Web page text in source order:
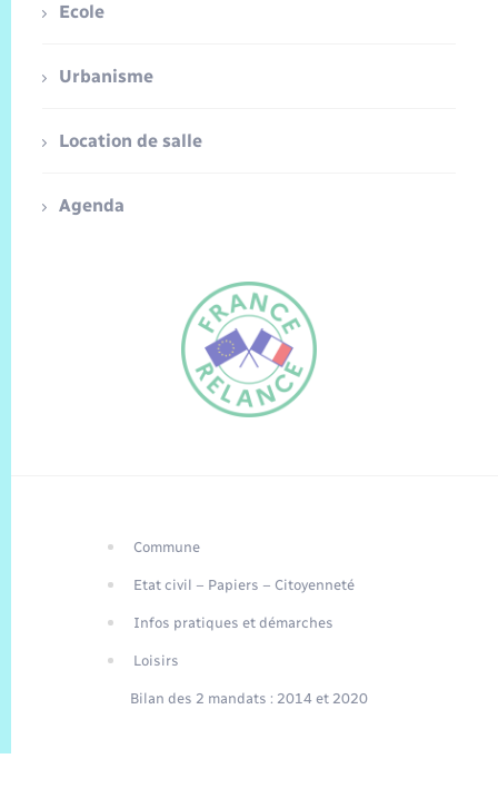
Traduction du
EN
Ecole
Urbanisme
Location de salle
Agenda
Commune
Etat civil – Papiers – Citoyenneté
Infos pratiques et démarches
Loisirs
Bilan des 2 mandats : 2014 et 2020